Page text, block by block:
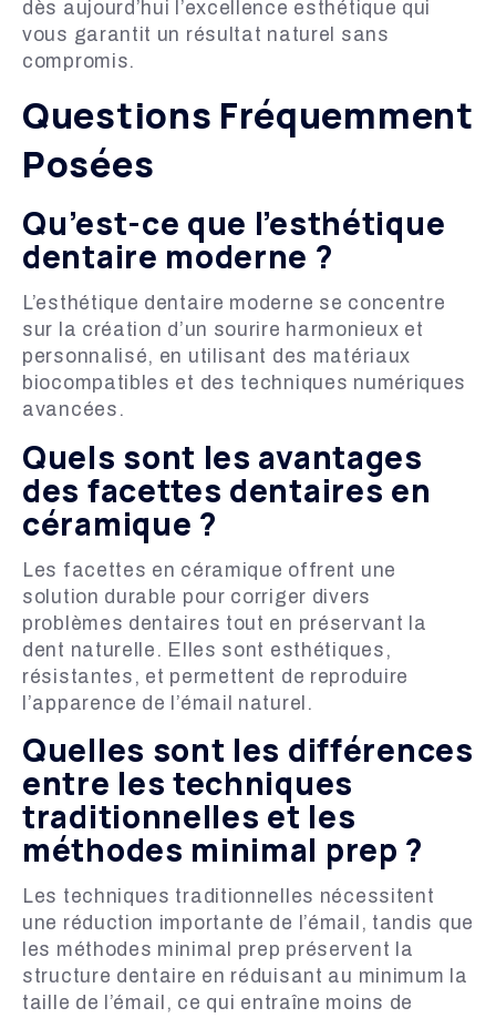
dès aujourd’hui l’excellence esthétique qui
vous garantit un résultat naturel sans
compromis.
Questions Fréquemment
Posées
Qu’est-ce que l’esthétique
dentaire moderne ?
L’esthétique dentaire moderne se concentre
sur la création d’un sourire harmonieux et
personnalisé, en utilisant des matériaux
biocompatibles et des techniques numériques
avancées.
Quels sont les avantages
des facettes dentaires en
céramique ?
Les facettes en céramique offrent une
solution durable pour corriger divers
problèmes dentaires tout en préservant la
dent naturelle. Elles sont esthétiques,
résistantes, et permettent de reproduire
l’apparence de l’émail naturel.
Quelles sont les différences
entre les techniques
traditionnelles et les
méthodes minimal prep ?
Les techniques traditionnelles nécessitent
une réduction importante de l’émail, tandis que
les méthodes minimal prep préservent la
structure dentaire en réduisant au minimum la
taille de l’émail, ce qui entraîne moins de